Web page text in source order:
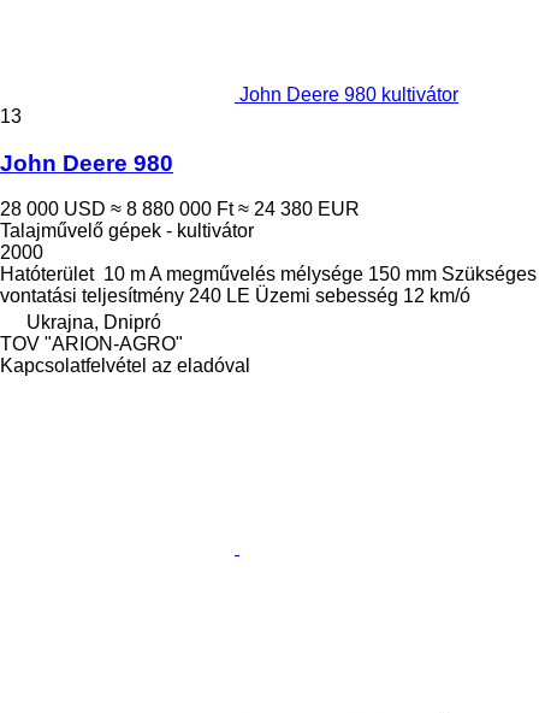
John Deere 980 kultivátor
13
John Deere 980
28 000 USD ≈ 8 880 000 Ft ≈ 24 380 EUR
Talajművelő gépek - kultivátor
2000
Hatóterület 10 mA megművelés mélysége 150 mm Szükséges
vontatási teljesítmény 240 LE Üzemi sebesség 12 km/ó
Ukrajna, Dnipró
TOV "ARION-AGRO"
Kapcsolatfelvétel az eladóval